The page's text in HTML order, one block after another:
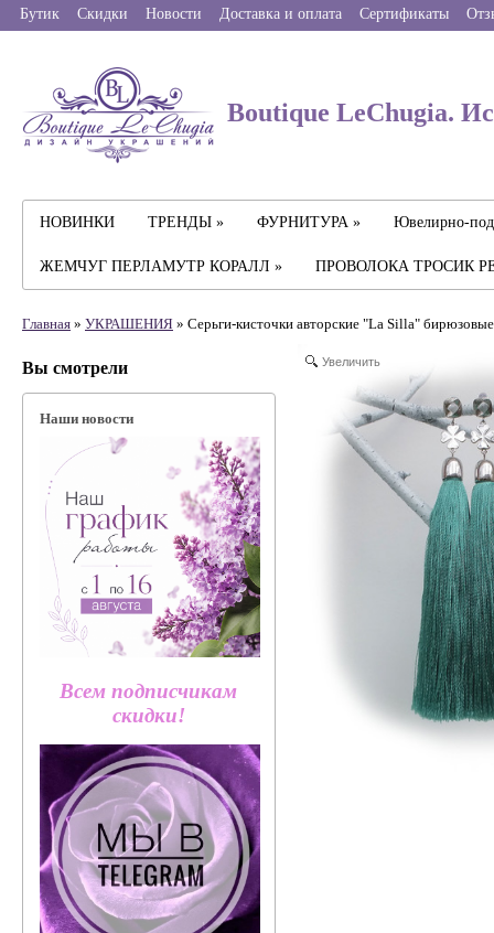
Бутик Скидки Новости Доставка и оплата Сертификаты
Boutique LeChugia.
НОВИНКИ ТРЕНДЫ » ФУРНИТУРА » Ювелирно-
ЖЕМЧУГ ПЕРЛАМУТР КОРАЛЛ » ПРОВОЛОКА ТРОСИК
Главная » УКРАШЕНИЯ » Серьги-кисточки авторские "La Silla" бирюзовые
Вы смотрели
Наши новости
Всем подписчикам
скидки!
Увеличить